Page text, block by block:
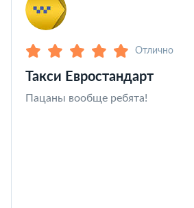
Отлично
Такси Евростандарт
Пацаны вообще ребята!